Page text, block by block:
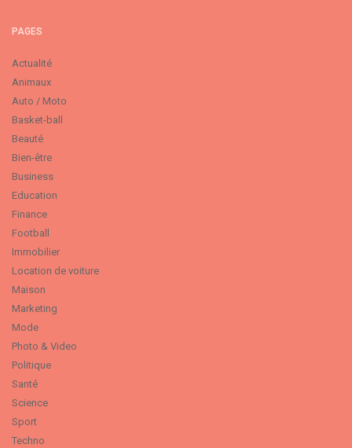
PAGES
Actualité
Animaux
Auto / Moto
Basket-ball
Beauté
Bien-être
Business
Education
Finance
Football
Immobilier
Location de voiture
Maison
Marketing
Mode
Photo & Video
Politique
Santé
Science
Sport
Techno